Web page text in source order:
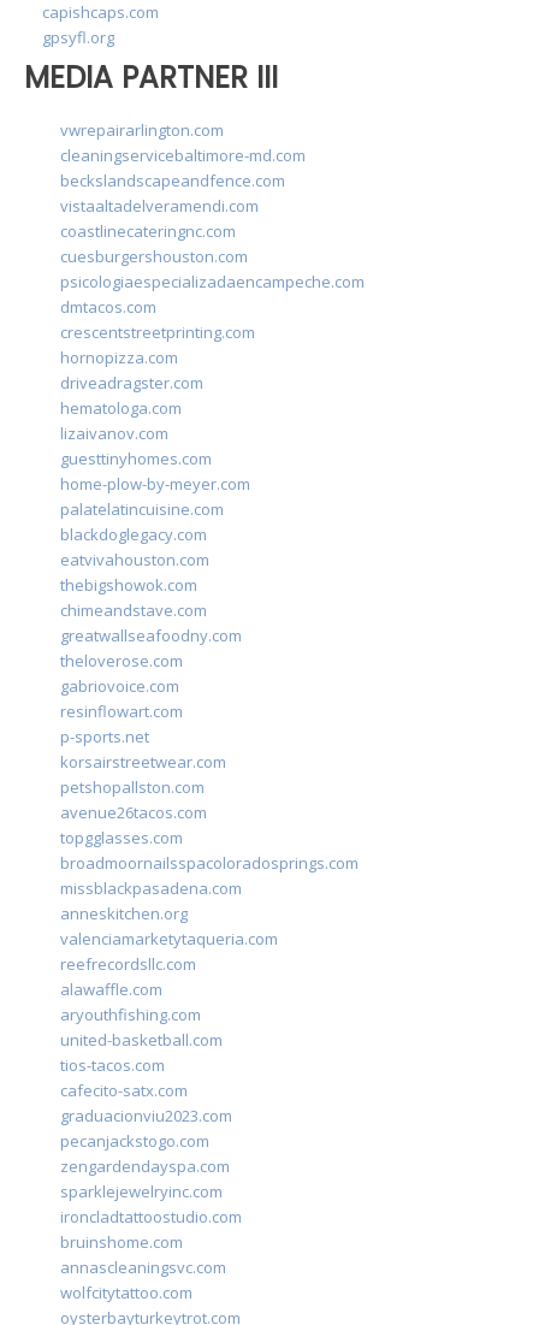
capishcaps.com
gpsyfl.org
MEDIA PARTNER III
vwrepairarlington.com
cleaningservicebaltimore-md.com
beckslandscapeandfence.com
vistaaltadelveramendi.com
coastlinecateringnc.com
cuesburgershouston.com
psicologiaespecializadaencampeche.com
dmtacos.com
crescentstreetprinting.com
hornopizza.com
driveadragster.com
hematologa.com
lizaivanov.com
guesttinyhomes.com
home-plow-by-meyer.com
palatelatincuisine.com
blackdoglegacy.com
eatvivahouston.com
thebigshowok.com
chimeandstave.com
greatwallseafoodny.com
theloverose.com
gabriovoice.com
resinflowart.com
p-sports.net
korsairstreetwear.com
petshopallston.com
avenue26tacos.com
topgglasses.com
broadmoornailsspacoloradosprings.com
missblackpasadena.com
anneskitchen.org
valenciamarketytaqueria.com
reefrecordsllc.com
alawaffle.com
aryouthfishing.com
united-basketball.com
tios-tacos.com
cafecito-satx.com
graduacionviu2023.com
pecanjackstogo.com
zengardendayspa.com
sparklejewelryinc.com
ironcladtattoostudio.com
bruinshome.com
annascleaningsvc.com
wolfcitytattoo.com
oysterbayturkeytrot.com